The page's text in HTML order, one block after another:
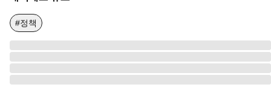
#정책